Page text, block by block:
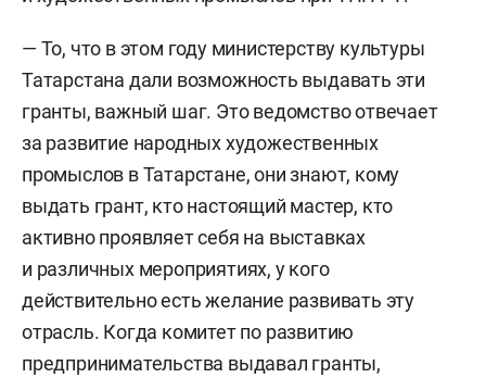
— То, что в этом году министерству культуры
Татарстана дали возможность выдавать эти
гранты, важный шаг. Это ведомство отвечает
за развитие народных художественных
промыслов в Татарстане, они знают, кому
выдать грант, кто настоящий мастер, кто
активно проявляет себя на выставках
и различных мероприятиях, у кого
действительно есть желание развивать эту
отрасль. Когда комитет по развитию
предпринимательства выдавал гранты,